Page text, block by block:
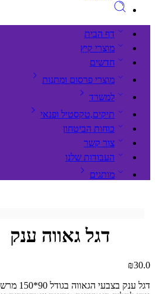
דף הבית
מוצרי קיץ
חדשים
מוצרי פרסום ומתנות
למשרד
תיקים,טקסטיל ופנאי
כוחות הביטחון
צור קשר
העבודות שלנו
מותגים
דגל גאווה ענק
₪30.0
דגל ענק בצבעי הגאווה בגודל 90*150 מרשים במיוחד ואיכותי.